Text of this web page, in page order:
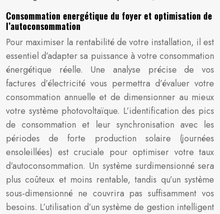
Consommation energétique du foyer et optimisation de
l’autoconsommation
Pour maximiser la rentabilité de votre installation, il est
essentiel d’adapter sa puissance à votre consommation
énergétique réelle. Une analyse précise de vos
factures d’électricité vous permettra d’évaluer votre
consommation annuelle et de dimensionner au mieux
votre système photovoltaïque. L’identification des pics
de consommation et leur synchronisation avec les
périodes de forte production solaire (journées
ensoleillées) est cruciale pour optimiser votre taux
d’autoconsommation. Un système surdimensionné sera
plus coûteux et moins rentable, tandis qu’un système
sous-dimensionné ne couvrira pas suffisamment vos
besoins. L’utilisation d’un système de gestion intelligent